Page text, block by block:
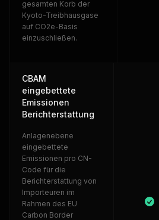
gesamten Korb der
Kyoto-Treibhausgase
auf CO2e-Basis
einzuschließen.
CBAM
eingebettete
Emissionen
Berichterstattung
Anlagenebene
eingebettete
Emissionen pro CN-
Code für die
Berichterstattung von
Importeuren im
Rahmen des EU
Carbon Border